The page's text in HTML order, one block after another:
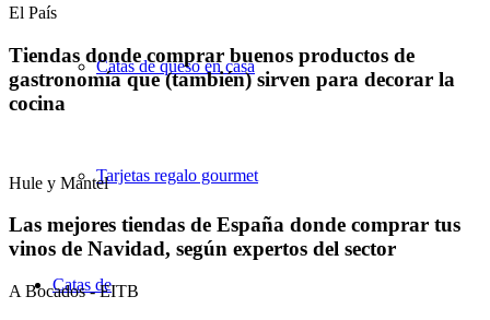
Catas de queso en casa
Tarjetas regalo gourmet
Catas de
El País
Tiendas donde comprar buenos productos de
gastronomía que (también) sirven para decorar la
cocina
Hule y Mantel
Las mejores tiendas de España donde comprar tus
vinos de Navidad, según expertos del sector
A Bocados - EITB